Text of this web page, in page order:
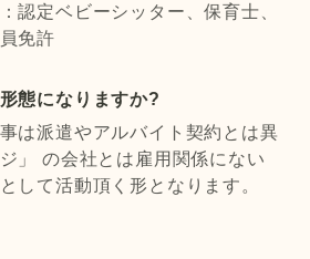
認定ベビーシッター、保育士、
免許
態になりますか?
は派遣やアルバイト契約とは異
」 の会社とは雇用関係にない
して活動頂く形となります。